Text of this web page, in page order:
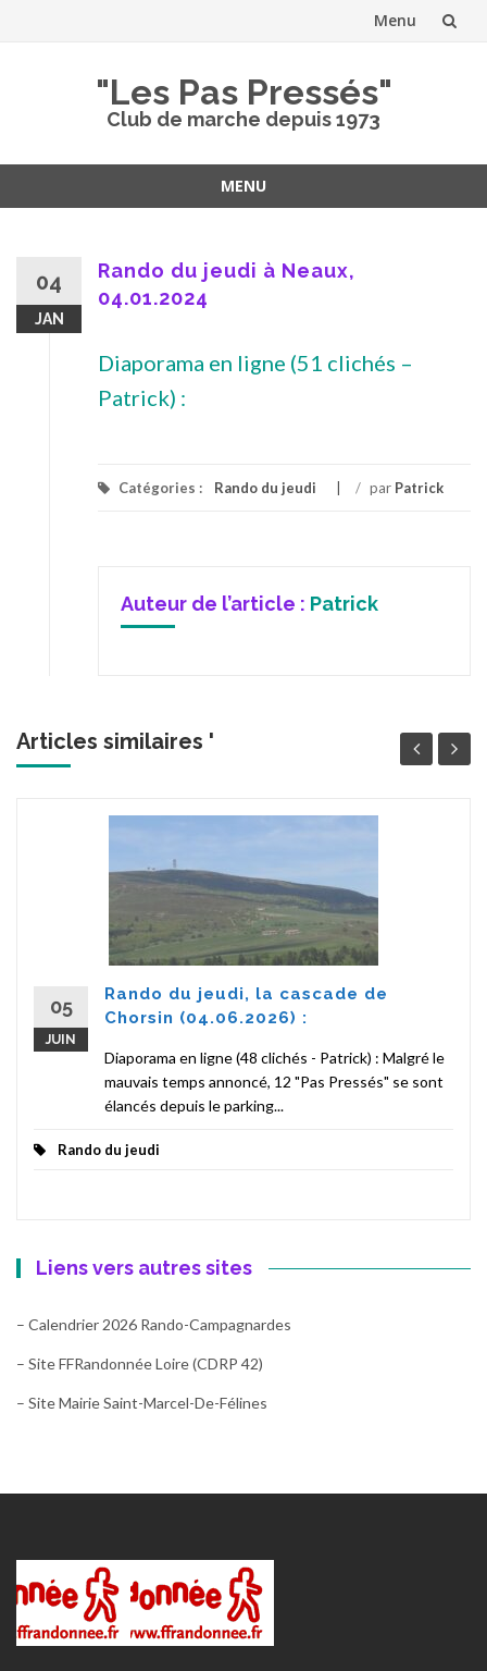
Menu
"Les Pas Pressés"
Club de marche depuis 1973
MENU
04
JAN
Rando du jeudi à Neaux,
04.01.2024
Diaporama en ligne (51 clichés –
Patrick) :
Catégories : Rando du jeudi / par Patrick
Auteur de l’article : Patrick
Articles similaires '
05
JUIN
Rando du jeudi, la cascade de
Chorsin (04.06.2026) :
Diaporama en ligne (48 clichés - Patrick) : Malgré le
mauvais temps annoncé, 12 "Pas Pressés" se sont
élancés depuis le parking...
Rando du jeudi
Liens vers autres sites
– Calendrier 2026 Rando-Campagnardes
– Site FFRandonnée Loire (CDRP 42)
– Site Mairie Saint-Marcel-De-Félines